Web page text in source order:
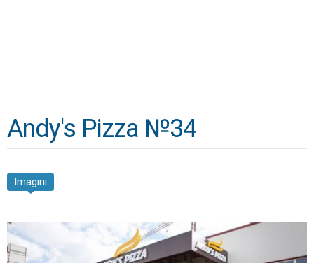
Andy's Pizza №34
Imagini